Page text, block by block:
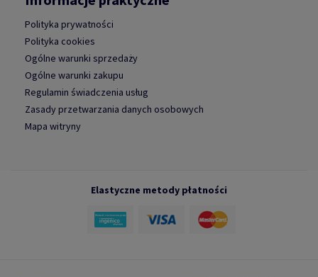
Polityka prywatności
Polityka cookies
Ogólne warunki sprzedaży
Ogólne warunki zakupu
Regulamin świadczenia usług
Zasady przetwarzania danych osobowych
Mapa witryny
Elastyczne metody płatności